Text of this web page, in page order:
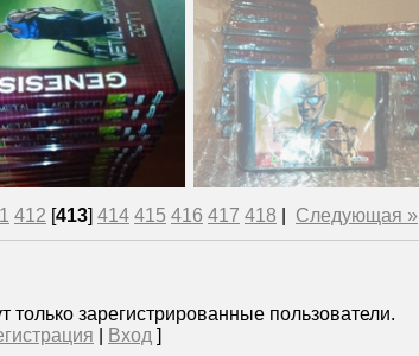
412 [413] 414 415 416 417 418 Следующая »
только зарегистрированные пользователи.
Вход ]